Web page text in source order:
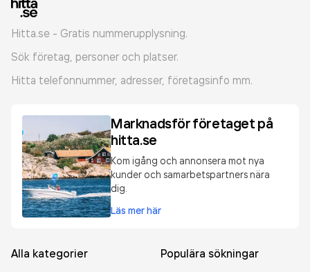
Hitta.se - Gratis nummerupplysning.
Sök företag, personer och platser.
Hitta telefonnummer, adresser, företagsinfo mm.
Marknadsför företaget på
hitta.se
Kom igång och annonsera mot nya
kunder och samarbetspartners nära
dig.
Läs mer här
Alla kategorier Populära sökningar